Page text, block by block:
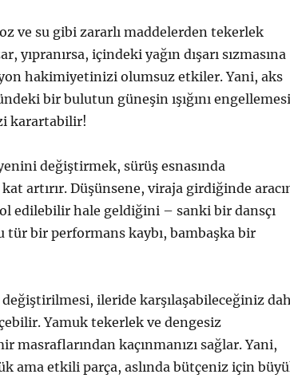
ve su gibi zararlı maddelerden tekerlek
yıpranırsa, içindeki yağın dışarı sızmasına
hakimiyetinizi olumsuz etkiler. Yani, aks
bir bulutun güneşin ışığını engellemesi
karartabilir!
değiştirmek, sürüş esnasında
artırır. Düşünsene, viraja girdiğinde
edilebilir hale geldiğini – sanki bir dansçı
tür bir performans kaybı, bambaşka bir
ileride karşılaşabileceğiniz
Yamuk tekerlek ve dengesiz
masraflarından kaçınmanızı sağlar. Yani,
ama etkili parça, aslında bütçeniz için